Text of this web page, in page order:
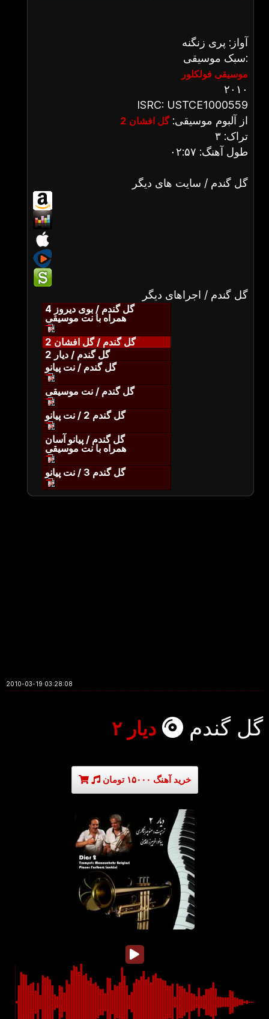
آواز: پری زنگنه
سبک موسیقی:
موسیقی فولکلور
۲۰۱۰
ISRC: USTCE1000559
از آلبوم موسیقی:گل افشان 2
تراک: ۳
طول آهنگ: ۰۲:۵۷
گل گندم / سایت های دیگر
گل گندم / اجراهای دیگر
گل گندم / بوی دیروز 4
همراه با نت موسیقی
گل گندم / گل افشان 2
گل گندم / دیار 2
گل گندم / نت پیانو
گل گندم / نت موسیقی
گل گندم 2 / نت پیانو
گل گندم / پیانو آسان
همراه با نت موسیقی
گل گندم 3 / نت پیانو
2010-03-19 03:28:08
گل گندم دیار ۲
خرید آهنگ ۱۵۰۰۰ تومان